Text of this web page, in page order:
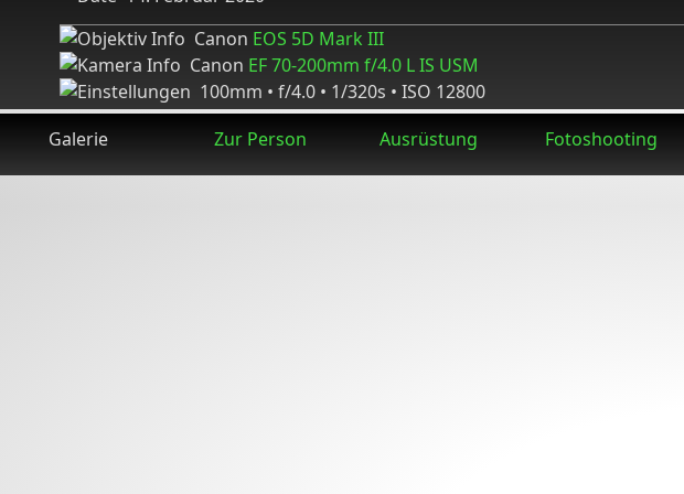
Canon EOS 5D Mark III
Canon EF 70-200mm f/4.0 L IS USM
100mm • f/4.0 • 1/320s • ISO 12800
Galerie
Zur Person Ausrüstung Fotoshooting